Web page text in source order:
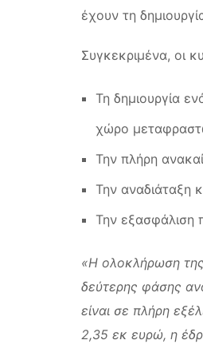
έχουν τη
Συγκεκριμένα, οι
Τη δημιουργία
χώρο
Την πλήρη
Την αναδιάταξη
Την εξασφάλιση
«Η ολοκλήρωση της
δεύτερης φάσης
είναι σε πλήρη
2,35 εκ ευρώ, η